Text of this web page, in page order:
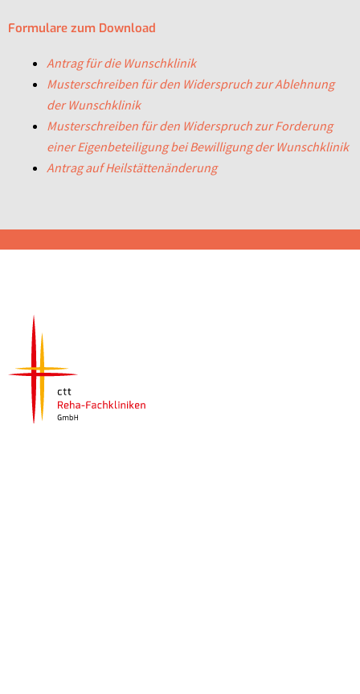
Formulare zum Download
Antrag für die Wunschklinik
Musterschreiben für den Widerspruch zur Ablehnung
der Wunschklinik
Musterschreiben für den Widerspruch zur Forderung
einer Eigenbeteiligung bei Bewilligung der Wunschklinik
Antrag auf Heilstättenänderung